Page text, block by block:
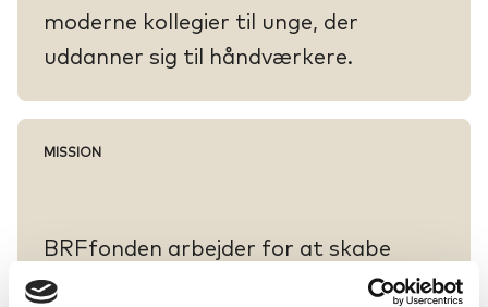
moderne kollegier til unge, der
uddanner sig til håndværkere.
MISSION
BRFfonden arbejder for at skabe
bolig- og bygningsmæssige